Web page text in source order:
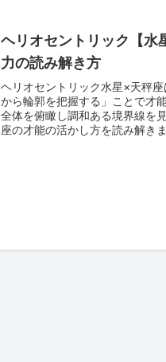
ヘリオセントリック【水
力の読み解き方
ヘリオセントリック水星×天秤
から輪郭を把握する」ことで才
全体を俯瞰し調和ある境界線を
座の才能の活かし方を読み解きま